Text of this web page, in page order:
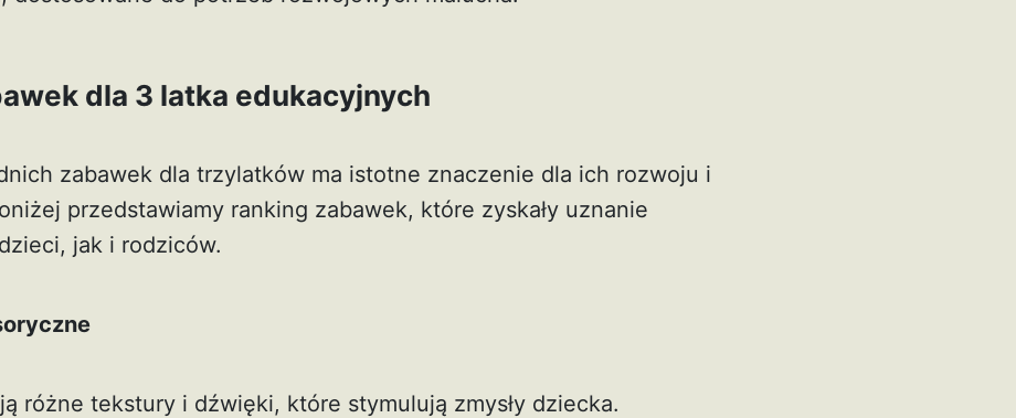
dla 3 latka edukacyjnych
zabawek dla trzylatków ma istotne znaczenie dla ich rozwoju i
przedstawiamy ranking zabawek, które zyskały uznanie
jak i rodziców.
różne tekstury i dźwięki, które stymulują zmysły dziecka.